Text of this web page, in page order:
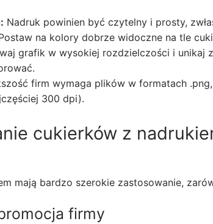
Nadruk powinien być czytelny i prosty,
na kolory dobrze widoczne na tle
grafik w wysokiej rozdzielczości i unikaj
firm wymaga plików w formatach
300 dpi).
cukierków z
mają bardzo szerokie zastosowanie,
firmy